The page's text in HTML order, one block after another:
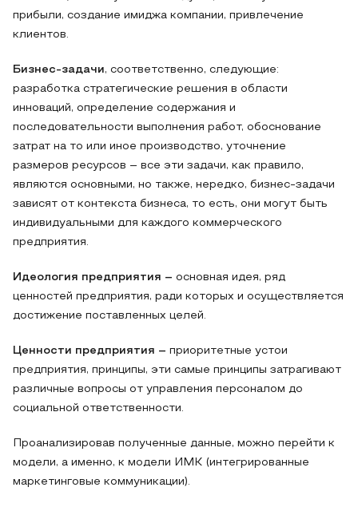
прибыли, создание имиджа компании, привлечение
клиентов.
Бизнес-задачи, соответственно, следующие:
разработка стратегические решения в области
инноваций, определение содержания и
последовательности выполнения работ, обоснование
затрат на то или иное производство, уточнение
размеров ресурсов – все эти задачи, как правило,
являются основными, но также, нередко, бизнес-задачи
зависят от контекста бизнеса, то есть, они могут быть
индивидуальными для каждого коммерческого
предприятия.
Идеология предприятия – основная идея, ряд
ценностей предприятия, ради которых и осуществляется
достижение поставленных целей.
Ценности предприятия – приоритетные устои
предприятия, принципы, эти самые принципы затрагивают
различные вопросы от управления персоналом до
социальной ответственности.
Проанализировав полученные данные, можно перейти к
модели, а именно, к модели ИМК (интегрированные
маркетинговые коммуникации).